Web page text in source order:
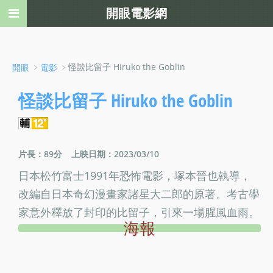
開眼 ﹥ 電影 ﹥怪談比留子 Hiruko the Goblin
怪談比留子 Hiruko the Goblin
片長：89分 上映日期：2023/03/10
日本松竹富士1991年恐怖電影，塚本晉也執導，
改編自日本奇幻漫畫家諸星大二郎的原著。考古學
家意外釋放了封印的比留子，引來一場腥風血雨。
海報
開眼電影網